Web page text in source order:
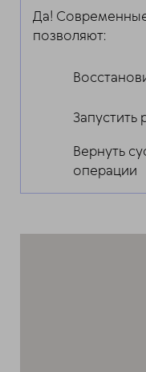
Да!
позволяют:
Вернуть
операции